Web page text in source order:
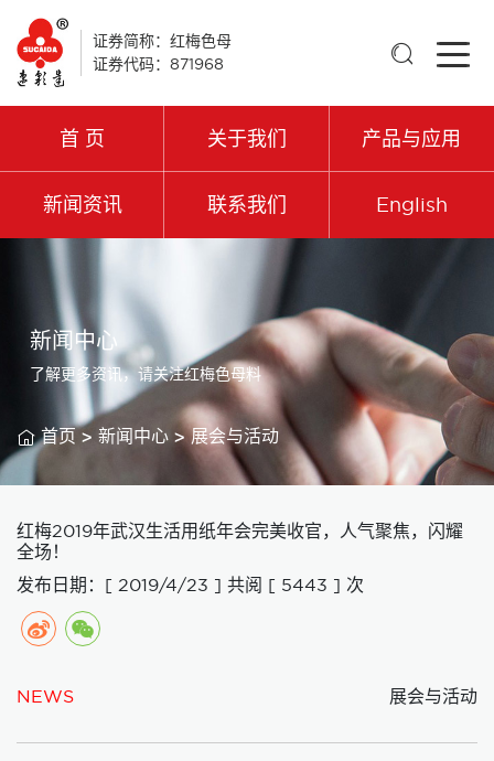
证券简称：红梅色母
证券代码：871968

首 页 关于我们 产品与应用
新闻资讯 联系我们 English
新闻中心
了解更多资讯，请关注红梅色母料
 首页 > 新闻中心 >展会与活动
红梅2019年武汉生活用纸年会完美收官，人气聚焦，闪耀
全场！
发布日期：[ 2019/4/23 ] 共阅 [ 5443 ] 次
NEWS 展会与活动